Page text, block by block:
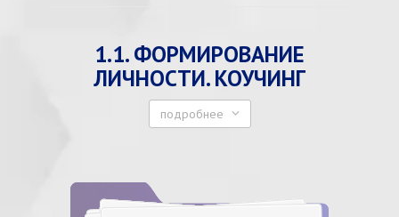
1.1. ФОРМИРОВАНИЕ
ЛИЧНОСТИ. КОУЧИНГ
подробнее